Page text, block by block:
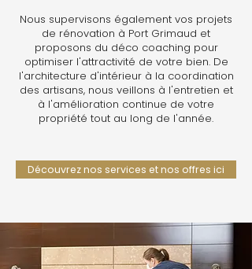
Nous supervisons également vos projets
de rénovation à Port Grimaud et
proposons du déco coaching pour
optimiser l'attractivité de votre bien. De
l'architecture d'intérieur à la coordination
des artisans, nous veillons à l'entretien et
à l'amélioration continue de votre
propriété tout au long de l'année.
Découvrez nos services et nos offres ici